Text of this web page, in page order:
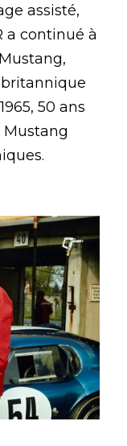
assisté,
a continué à
50 ans